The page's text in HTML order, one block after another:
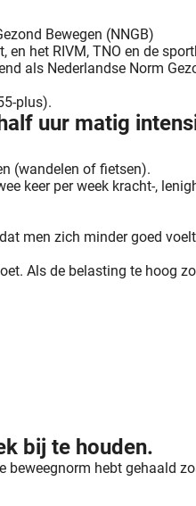
Bewegen (NNGB)
het RIVM, TNO en de
als Nederlandse Norm
plus).
uur matig
(wandelen of fietsen).
keer per week kracht-,
men zich minder goed
Als de belasting te hoog
bij te houden.
beweegnorm hebt gehaald